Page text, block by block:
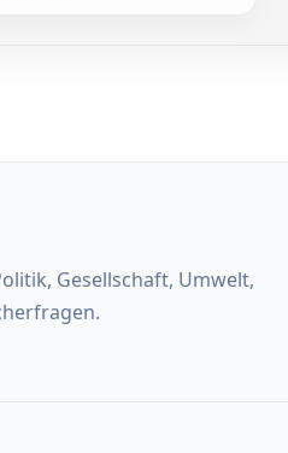
Gesellschaft, Umwelt,